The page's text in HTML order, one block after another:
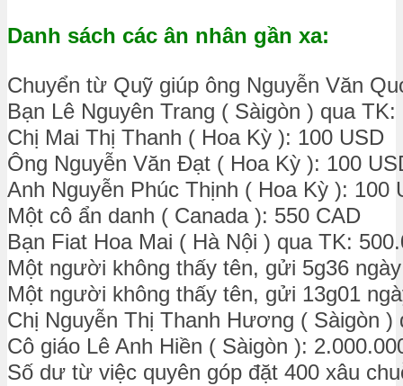
Danh sách các ân nhân gần xa:
Chuyển từ Quỹ giúp ông Nguyễn Văn
Bạn Lê Nguyên Trang ( Sàigòn ) qua TK:
Chị Mai Thị Thanh ( Hoa Kỳ ): 100 USD
Ông Nguyễn Văn Đạt ( Hoa Kỳ ): 100
Anh Nguyễn Phúc Thịnh ( Hoa Kỳ ): 100
Một cô ẩn danh ( Canada ): 550 CAD
Bạn Fiat Hoa Mai ( Hà Nội ) qua TK:
Một người không thấy tên, gửi 5g36
Một người không thấy tên, gửi 13g01
Chị Nguyễn Thị Thanh Hương ( Sàigòn )
Cô giáo Lê Anh Hiền ( Sàigòn ):
Số dư từ việc quyên góp đặt 400 xâu